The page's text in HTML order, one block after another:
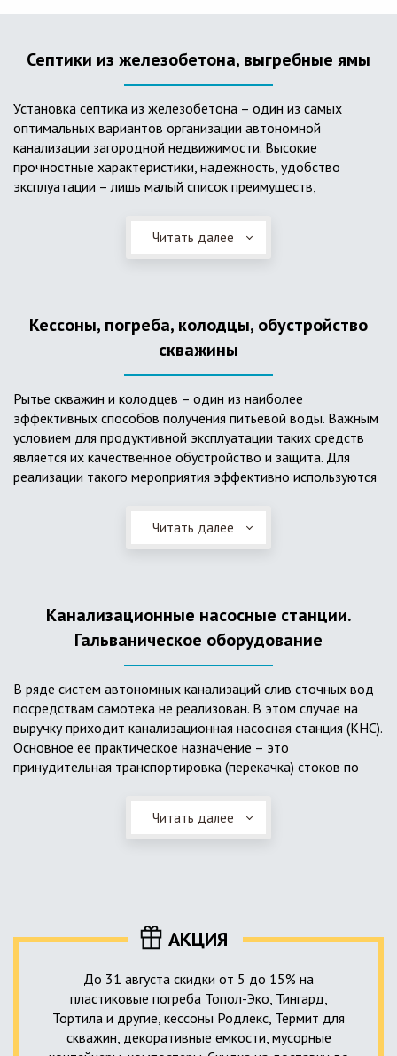
Септики из железобетона, выгребные ямы
Установка септика из железобетона – один из самых
оптимальных вариантов организации автономной
канализации загородной недвижимости. Высокие
прочностные характеристики, надежность, удобство
эксплуатации – лишь малый список преимуществ,
Он независим от источников электроэнергии, прост в
применении, и стоек к внешним механическим
достоинства обуславливают большую популярность
септика из железобетонных колец.
Читать далее
Кессоны, погреба, колодцы, обустройство
скважины
Рытье скважин и колодцев – один из наиболее
эффективных способов получения питьевой воды. Важным
условием для продуктивной эксплуатации таких средств
является их качественное обустройство и защита. Для
реализации такого мероприятия эффективно используются
Главное и неоспоримое преимущество кессонов – это
возможность эксплуатации в условиях пониженных
подвержены промерзанию. Оптимальный вариант
установки железобетонных кессонов – это заниженный
уровень грунтовых вод (УГВ) на участке, а кессон,
выполненный из пластика, может служить на территории с
высоким УГВ.
Очищенная вода без перебоев – незабвенная мечта
каждого владельца загородного дома. Чтобы выполнить
установку кессонов, погребов и колодцев, вам непременно
следует воспользоваться услугами специалистов нашей
компании. Мы максимально оперативно и качественно
проведем весь комплекс изыскательских мероприятий,
выполним необходимые расчеты и проектирование,
Читать далее
Канализационные насосные станции.
Гальваническое оборудование
В ряде систем автономных канализаций слив сточных вод
посредствам самотека не реализован. В этом случае на
выручку приходит канализационная насосная станция (КНС).
Основное ее практическое назначение – это
принудительная транспортировка (перекачка) стоков по
Такая станция может позиционироваться как в подвальном
помещении дома, так и функционировать в условиях
от исполнения.
Читать далее
АКЦИЯ
До 31 августа скидки от 5 до 15% на
пластиковые погреба Топол-Эко, Тингард,
Тортила и другие, кессоны Родлекс, Термит для
скважин, декоративные емкости, мусорные